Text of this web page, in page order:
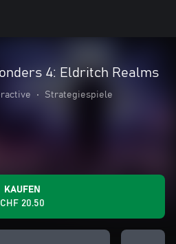
4: Eldritch Realms
• Strategiespiele
KAUFEN
CHF 20.50